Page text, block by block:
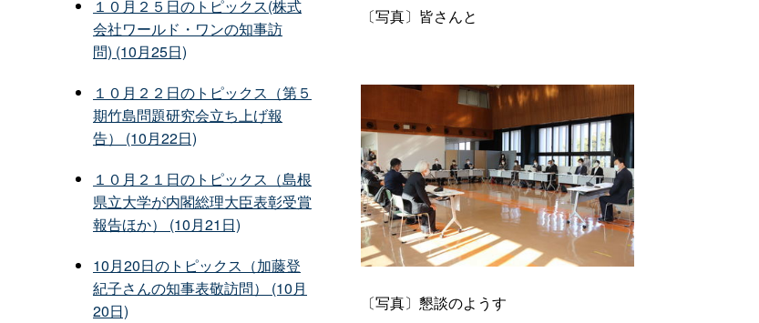
〔写真〕皆さんと
〔写真〕懇談のようす
１０月２５日のトピックス(株式
会社ワールド・ワンの知事訪
問) (10月25日)
１０月２２日のトピックス（第５
期竹島問題研究会立ち上げ報
告） (10月22日)
１０月２１日のトピックス（島根
県立大学が内閣総理大臣表彰受賞
報告ほか） (10月21日)
10月20日のトピックス（加藤登
紀子さんの知事表敬訪問） (10月
20日)